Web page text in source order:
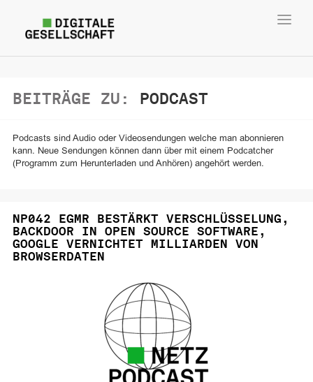
BEITRÄGE ZU: PODCAST
Podcasts sind Audio oder Videosendungen welche man abonnieren
kann. Neue Sendungen können dann über mit einem Podcatcher
(Programm zum Herunterladen und Anhören) angehört werden.
NP042 EGMR BESTÄRKT VERSCHLÜSSELUNG,
BACKDOOR IN OPEN SOURCE SOFTWARE,
GOOGLE VERNICHTET MILLIARDEN VON
BROWSERDATEN